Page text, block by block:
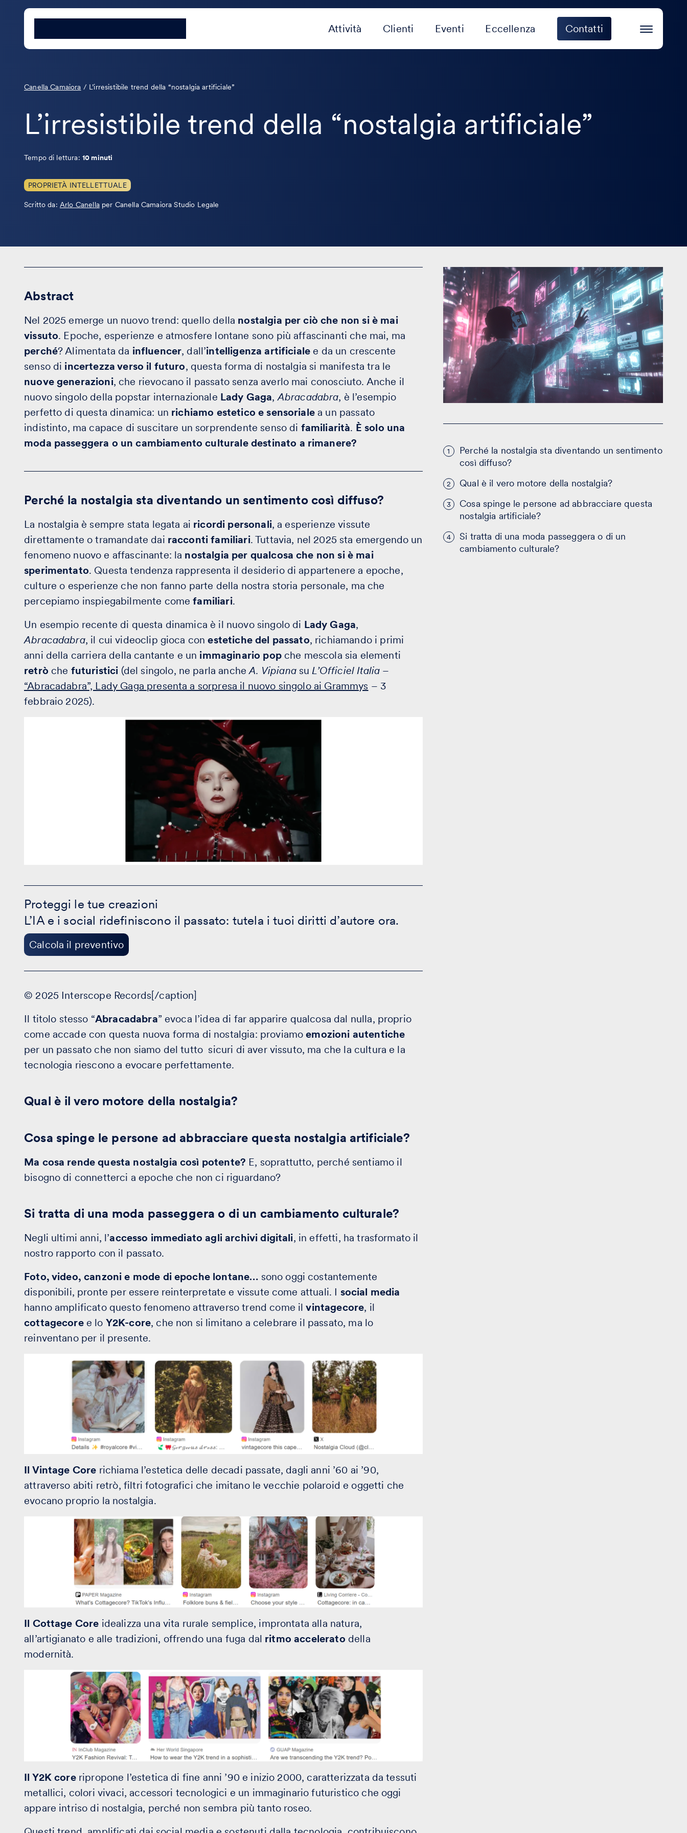
Attività Clienti Eventi Eccellenza Contatti
Canella Camaiora / L’irresistibile trend della “nostalgia artificiale”
L’irresistibile trend della “nostalgia artificiale”
Tempo di lettura: 10 minuti
PROPRIETÀ INTELLETTUALE
Scritto da: Arlo CanellaLeggi
per Canella Camaiora Studio Legale
1
Perché la nostalgia sta diventando un sentimento
così diffuso?
2 Qual è il vero motore della nostalgia?
3
Cosa spinge le persone ad abbracciare questa
nostalgia artificiale?
4
Si tratta di una moda passeggera o di un
cambiamento culturale?
Abstract
Nel 2025 emerge un nuovo trend: quello della nostalgia per ciò che non si è mai
vissuto. Epoche, esperienze e atmosfere lontane sono più affascinanti che mai, ma
perché? Alimentata da influencer, dall’intelligenza artificiale e da un crescente
senso di incertezza verso il futuro, questa forma di nostalgia si manifesta tra le
nuove generazioni, che rievocano il passato senza averlo mai conosciuto. Anche il
nuovo singolo della popstar internazionale Lady Gaga,Abracadabra, è l’esempio
perfetto di questa dinamica: un richiamo estetico e sensorialea un passato
indistinto, ma capace di suscitare un sorprendente senso di familiarità. È solo una
moda passeggera o un cambiamento culturale destinato a rimanere?
Perché la nostalgia sta diventando un sentimento così diffuso?
La nostalgia è sempre stata legata ai ricordi personali, a esperienze vissute
direttamente o tramandate dai racconti familiari. Tuttavia, nel 2025 sta emergendo un
fenomeno nuovo e affascinante: la nostalgia per qualcosa che non si è mai
sperimentato. Questa tendenza rappresenta il desiderio di appartenere a epoche,
culture o esperienze che non fanno parte della nostra storia personale, ma che
percepiamo inspiegabilmente comefamiliari.
Un esempio recente di questa dinamica è il nuovo singolo di Lady Gaga,
Abracadabra, il cui videoclip gioca conestetiche del passato, richiamando i primi
anni della carriera della cantante e un immaginario popche mescola sia elementi
retrò che futuristici (del singolo, ne parla ancheA. VipianasuL’Officiel Italia –
“Abracadabra”, Lady Gaga presenta a sorpresa il nuovo singolo ai Grammys – 3
febbraio 2025).
Proteggi le tue creazioni
L’IA e i social ridefiniscono il passato: tutela i tuoi diritti d’autore ora.
Calcola il preventivo
le
tue
creazioni
Calcola
preventivo
© 2025 Interscope Records[/caption]
Il titolo stesso “Abracadabra” evoca l’idea di far apparire qualcosa dal nulla, proprio
come accade con questa nuova forma di nostalgia: proviamoemozioni autentiche
per un passato che non siamo del tutto sicuri di aver vissuto, ma che la cultura e la
tecnologia riescono a evocare perfettamente.
Qual è il vero motore della nostalgia?
Cosa spinge le persone ad abbracciare questa nostalgia artificiale?
Ma cosa rende questa nostalgia così potente? E, soprattutto, perché sentiamo il
bisogno di connetterci a epoche che non ci riguardano?
Si tratta di una moda passeggera o di un cambiamento culturale?
Negli ultimi anni, l’accesso immediato agli archivi digitali, in effetti, ha trasformato il
nostro rapporto con il passato.
Foto, video, canzoni e mode di epoche lontane… sono oggi costantemente
disponibili, pronte per essere reinterpretate e vissute come attuali. I social media
hanno amplificato questo fenomeno attraverso trend come ilvintagecore, il
cottagecoree lo Y2K-core, che non si limitano a celebrare il passato, ma lo
reinventano per il presente.
Il Vintage Core richiama l’estetica delle decadi passate, dagli anni ’60 ai ’90,
attraverso abiti retrò, filtri fotografici che imitano le vecchie polaroid e oggetti che
evocano proprio la nostalgia.
Il Cottage Core idealizza una vita rurale semplice, improntata alla natura,
all’artigianato e alle tradizioni, offrendo una fuga dal ritmo accelerato della
modernità.
Il Y2K coreripropone l’estetica di fine anni ’90 e inizio 2000, caratterizzata da tessuti
metallici, colori vivaci, accessori tecnologici e un immaginario futuristico che oggi
appare intriso di nostalgia, perché non sembra più tanto roseo.